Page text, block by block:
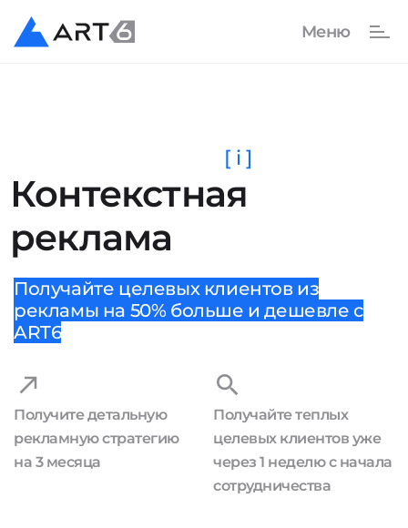
Контекстная
реклама
[ i ]
Получайте целевых клиентов из
рекламы на 50% больше и дешевле с
ART6
Получите детальную
рекламную стратегию
на 3 месяца
Получайте теплых
целевых клиентов уже
через 1 неделю с начала
сотрудничества